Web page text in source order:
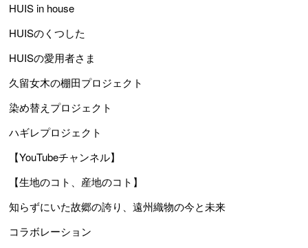
HUIS in house
HUISのくつした
HUISの愛用者さま
久留女木の棚田プロジェクト
染め替えプロジェクト
ハギレプロジェクト
【YouTubeチャンネル】
【生地のコト、産地のコト】
知らずにいた故郷の誇り、遠州織物の今と未来
コラボレーション